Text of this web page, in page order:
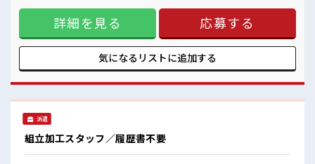
私物の置きすぎには注意が必要ですね★
≪初めての仕事だけど自分にもできそう≫ 新しいことにチャ
レンジするのは不安だけど、 しっかり働く環境が整っていま
す！ イチからスキルUP・ステップUP目指していきましょ
う！ ≪自分に向いている仕事が探せる≫ 困った事などがあれ
ば、 担当がしっかりサポートします！ ■職場の雰囲気 少人数
ですぐに馴染むことができそう♪ アットホームな環境☆ 休憩
の置きすぎには注意が必要ですね★
詳細を見る 応募する
気になるリストに追加する
派遣
組立加工スタッフ／履歴書不要